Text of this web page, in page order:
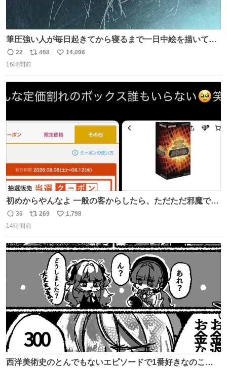
筆圧強い人が毎日起きてから寝るまで一日中絵を描いてる
とこうなる。 異常事態です。
返
信
22
リ
ポ
ト
数
468
い
数
14,096
16時間前
初めからやんなよ 一般の客からしたら、ただただ邪魔でし
かないのよ
返
信
36
リ
ポ
ト
269
い
数
1,798
14時間前
西洋美術史のとんでもないエピソードで1番好きなのこれ